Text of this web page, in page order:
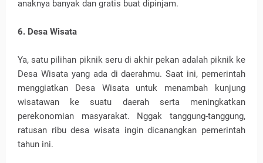
anaknya banyak dan gratis buat dipinjam.
6. Desa Wisata
Ya, satu pilihan piknik seru di akhir pekan adalah piknik ke
Desa Wisata yang ada di daerahmu. Saat ini, pemerintah
menggiatkan Desa Wisata untuk menambah kunjung
wisatawan ke suatu daerah serta meningkatkan
perekonomian masyarakat. Nggak tanggung-tanggung,
ratusan ribu desa wisata ingin dicanangkan pemerintah
tahun ini.